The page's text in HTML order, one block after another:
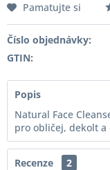
Pamatujte si
Číslo objednávky:
GTIN:
Popis
Natural Face
pro obličej, dekolt a
Recenze
2